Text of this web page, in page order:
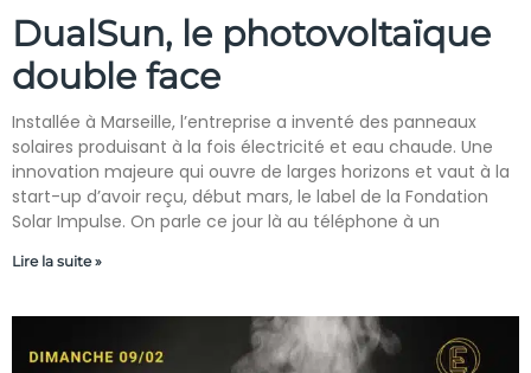
DualSun, le photovoltaïque
double face
Installée à Marseille, l’entreprise a inventé des panneaux
solaires produisant à la fois électricité et eau chaude. Une
innovation majeure qui ouvre de larges horizons et vaut à la
start-up d’avoir reçu, début mars, le label de la Fondation
Solar Impulse. On parle ce jour là au téléphone à un
Lire la suite »